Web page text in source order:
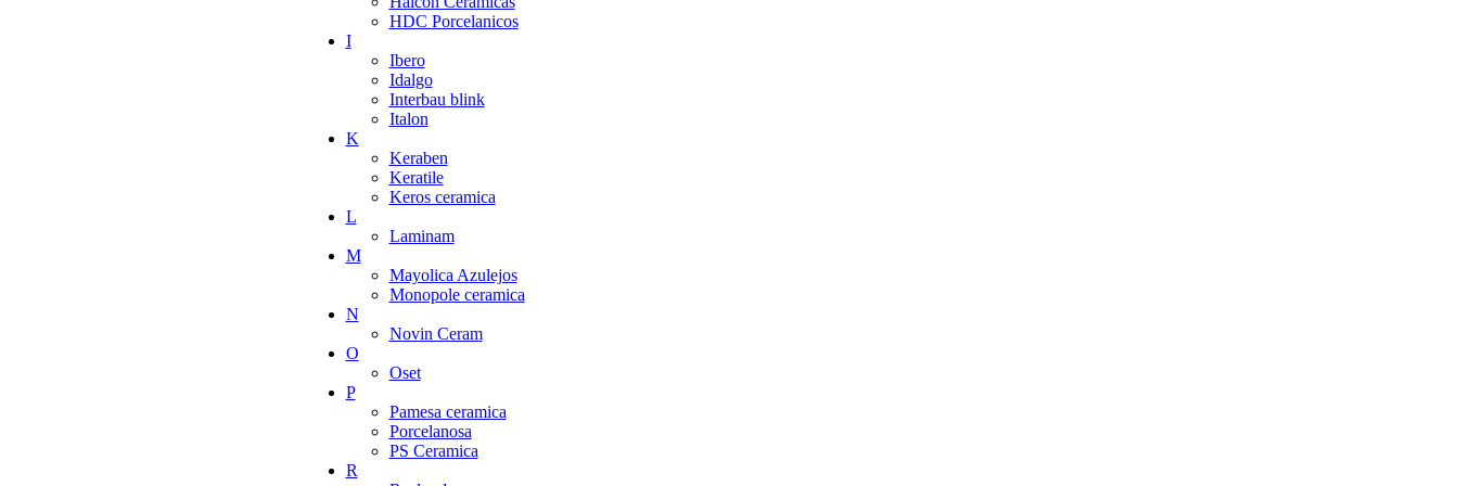
HDC Porcelanicos
I
Ibero
Idalgo
Interbau blink
Italon
K
Keraben
Keratile
Keros ceramica
L
Laminam
M
Mayolica Azulejos
Monopole ceramica
N
Novin Ceram
O
Oset
P
Pamesa ceramica
Porcelanosa
PS Ceramica
R